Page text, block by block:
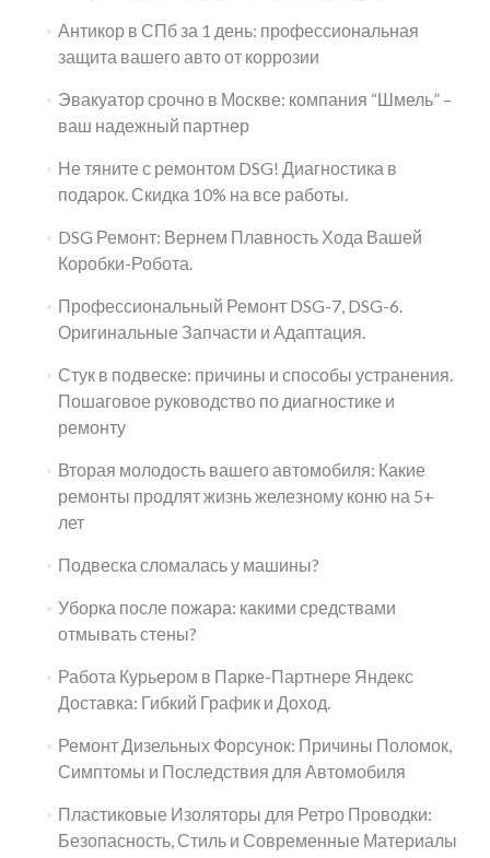
Антикор в СПб за 1 день: профессиональная
защита вашего авто от коррозии
Эвакуатор срочно в Москве: компания “Шмель” –
ваш надежный партнер
Не тяните с ремонтом DSG! Диагностика в
подарок. Скидка 10% на все работы.
DSG Ремонт: Вернем Плавность Хода Вашей
Коробки-Робота.
Профессиональный Ремонт DSG-7, DSG-6.
Оригинальные Запчасти и Адаптация.
Стук в подвеске: причины и способы устранения.
Пошаговое руководство по диагностике и
ремонту
Вторая молодость вашего автомобиля: Какие
ремонты продлят жизнь железному коню на 5+
лет
Подвеска сломалась у машины?
Уборка после пожара: какими средствами
отмывать стены?
Работа Курьером в Парке-Партнере Яндекс
Доставка: Гибкий График и Доход.
Ремонт Дизельных Форсунок: Причины Поломок,
Симптомы и Последствия для Автомобиля
Пластиковые Изоляторы для Ретро Проводки:
Безопасность, Стиль и Современные Материалы